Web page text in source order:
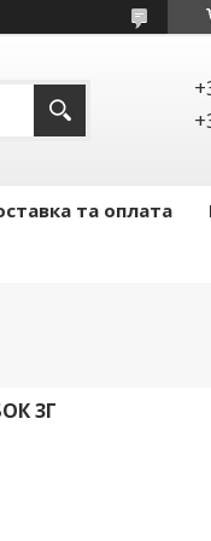
та оплата
3Г